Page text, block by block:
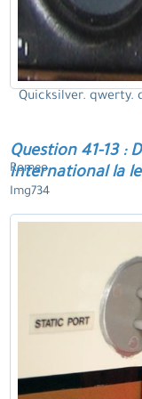
Quicksilver. qwerty.
Question 41-13 :
international la
Romeo.
Img734